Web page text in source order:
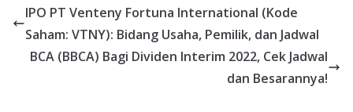
IPO PT Venteny Fortuna International (Kode
Saham: VTNY): Bidang Usaha, Pemilik, dan Jadwal
BCA (BBCA) Bagi Dividen Interim 2022, Cek Jadwal
dan Besarannya!